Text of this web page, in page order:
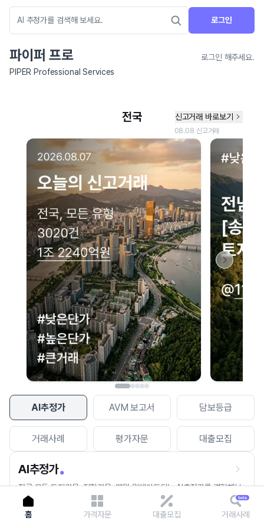
로그인
파이퍼 프로
로그인 해주세요.
PIPER Professional Services
AI추정가 AVM 보고서 담보등급
거래사례 평가자문 대출모집
AI추정가
전국 모든 토지건물, 집합건물, 매월 업데이트되는 AI추정가를 경험해보
세요.
네이버 지도 연결 안내
현재 네이버 지도 연결이 원활하지 않아 지도를 불러올 수 없습니다.
이용에 불편을 드려 죄송합니다.
다시 시도
홈 가격자문 대출모집 거래사례